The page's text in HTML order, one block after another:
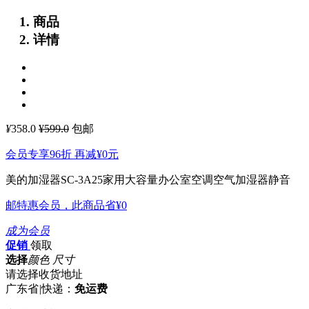
商品
详情
¥358.0 ¥599.0 包邮
会员专享96折 再减¥0元
美的加湿器SC-3A25家用大容量办公室空调空气加湿器静音
邮特惠会员，此商品省¥0
成为会员
促销 领取
选择颜色 尺寸
请选择收货地址
广东省|快递： 免运费